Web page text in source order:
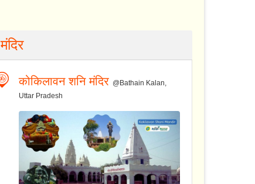
मंदिर
कोकिलावन शनि मंदिर @Bathain Kalan,
Uttar Pradesh